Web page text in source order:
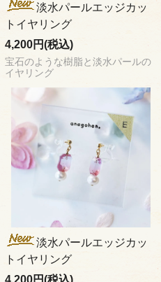
淡水パールエッジカッ
トイヤリング
4,200円(税込)
宝石のような樹脂と淡水パールの
イヤリング
淡水パールエッジカッ
トイヤリング
4,200円(税込)